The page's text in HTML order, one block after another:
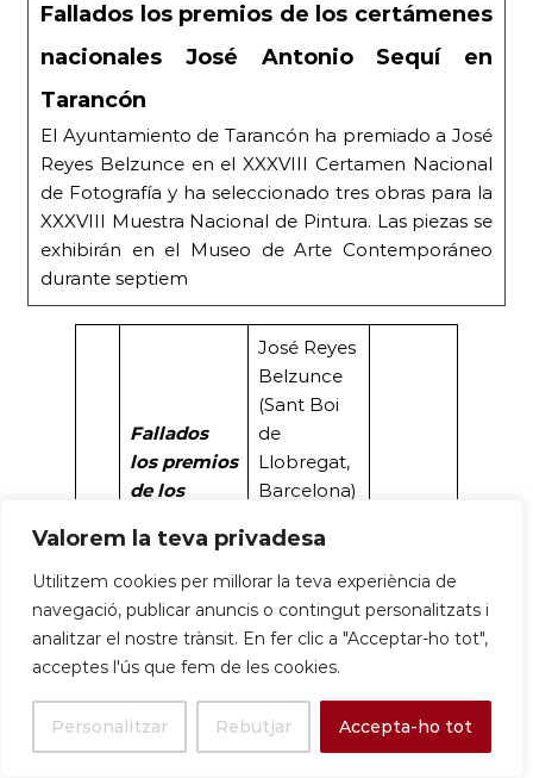
Valorem la teva privadesa
Utilitzem cookies per millorar la teva experiència de
navegació, publicar anuncis o contingut personalitzats i
analitzar el nostre trànsit. En fer clic a "Acceptar-ho tot",
acceptes l'ús que fem de les cookies.
Personalitzar Rebutjar Accepta-ho tot
Fallados los premios de los certámenes
nacionales José Antonio Sequí en
Tarancón
El Ayuntamiento de Tarancón ha premiado a José
Reyes Belzunce en el XXXVIII Certamen Nacional
de Fotografía y ha seleccionado tres obras para la
XXXVIII Muestra Nacional de Pintura. Las piezas se
exhibirán en el Museo de Arte Contemporáneo
durante septiem
8-
25
Fallados
los premios
de los
nacionales
José
Antonio
Sequí de
Tarancón
José Reyes
Belzunce
(Sant Boi
de
Llobregat,
Barcelona)
el Premio
Ciudad de
Tarancón a
la mejor
colección
fotografías,
por sus…